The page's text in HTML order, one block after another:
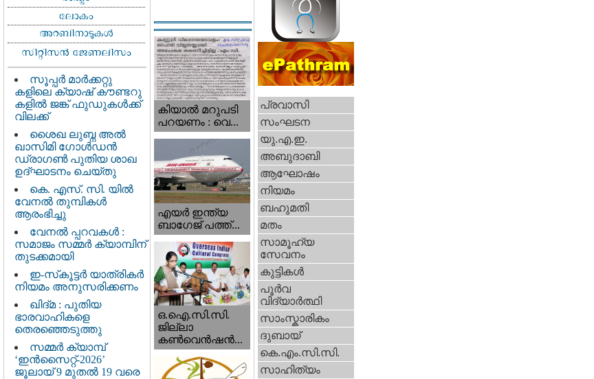
സൂപ്പർ മാർക്കറ്റു
കളിലെ ക്യാഷ് കൗണ്ടറു
കളിൽ ജങ്ക് ഫുഡുകൾക്ക്
വിലക്ക്
ശൈഖ ലുബ്ന അൽ
ഖാസിമി ഗോൾഡൻ
ഡ്രാഗൺ പുതിയ ശാഖ
ഉദ്ഘാടനം ചെയ്തു
കെ. എസ്. സി. യിൽ
വേനൽ തുമ്പികൾ
ആരംഭിച്ചു
വേനൽ പ്പറവകൾ :
സമാജം സമ്മർ ക്യാമ്പിന്
തുടക്കമായി
ഇ-സ്‌കൂട്ടർ യാത്രികർ
നിയമം അനുസരിക്കണം
ഖിദ്മ : പുതിയ
ഭാരവാഹികളെ
തെരഞ്ഞെടുത്തു
സമ്മർ ക്യാമ്പ്
‘ഇൻസൈറ്റ്-2026’
ജൂലായ് 9 മുതൽ 19 വരെ
കിയാല്‍ മറുപടി
പറയണം : വെ...
എയര്‍ ഇന്ത്യ
ബാഗേജ് പത്ത്...
ഒ.ഐ.സി.സി.
ജില്ലാ
കൺവെൻഷൻ...
പ്രവാസി
സംഘടന
യു.എ.ഇ.
അബുദാബി
ആഘോഷം
നിയമം
ബഹുമതി
മതം
സാമൂഹ്യ
സേവനം
കുട്ടികള്‍
പൂര്‍വ
വിദ്യാര്‍ത്ഥി
സാംസ്കാരികം
ദുബായ്‌
കെ.എം.സി.സി.
സാഹിത്യം